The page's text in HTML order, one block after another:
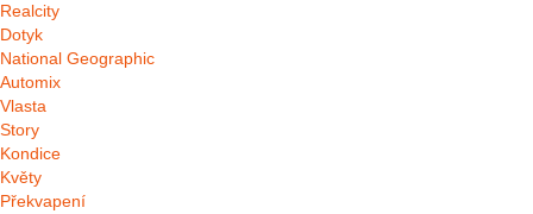
Realcity
Dotyk
National Geographic
Automix
Vlasta
Story
Kondice
Květy
Překvapení